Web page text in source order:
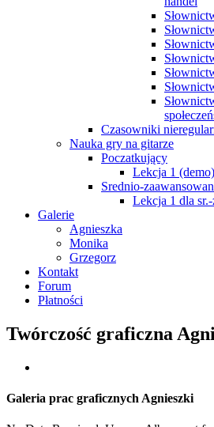
Czasowniki
Nauka gry na gitarze
Poczatkujący
Lekcja 1 (demo)
Srednio-
Lekcja 1 dla
Galerie
Agnieszka
Monika
Grzegorz
Kontakt
Forum
Płatności
Twórczość graficzna
Galeria prac graficznych Agnieszki